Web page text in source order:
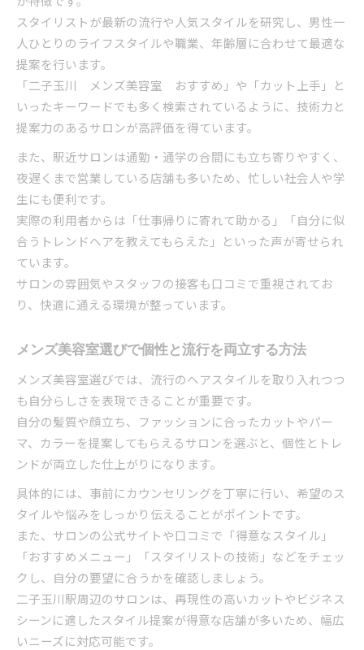
スタイリストが最新の流行や人気スタイルを研究し、男性一
人ひとりのライフスタイルや職業、年齢層に合わせて最適な
提案を行います。
「二子玉川 メンズ美容室 おすすめ」や「カット上手」と
いったキーワードでも多く検索されているように、技術力と
提案力のあるサロンが高評価を得ています。
また、駅近サロンは通勤・通学の合間にも立ち寄りやすく、
夜遅くまで営業している店舗も多いため、忙しい社会人や学
生にも便利です。
実際の利用者からは「仕事帰りに寄れて助かる」「自分に似
合うトレンドヘアを教えてもらえた」といった声が寄せられ
ています。
サロンの雰囲気やスタッフの接客も口コミで重視されてお
り、快適に通える環境が整っています。
メンズ美容室選びで個性と流行を両立する方法
メンズ美容室選びでは、流行のヘアスタイルを取り入れつつ
も自分らしさを表現できることが重要です。
自分の髪質や顔立ち、ファッションに合ったカットやパー
マ、カラーを提案してもらえるサロンを選ぶと、個性とトレ
ンドが両立した仕上がりになります。
具体的には、事前にカウンセリングを丁寧に行い、希望のス
タイルや悩みをしっかり伝えることがポイントです。
また、サロンの公式サイトや口コミで「得意なスタイル」
「おすすめメニュー」「スタイリストの技術」などをチェッ
クし、自分の要望に合うかを確認しましょう。
二子玉川駅周辺のサロンは、再現性の高いカットやビジネス
シーンに適したスタイル提案が得意な店舗が多いため、幅広
いニーズに対応可能です。